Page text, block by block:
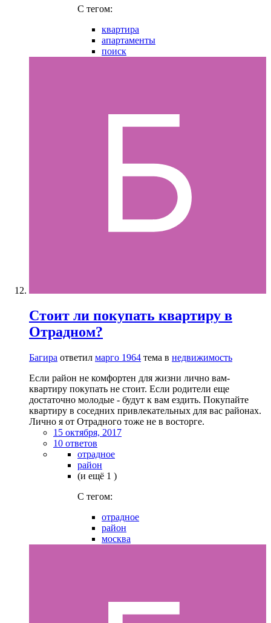
C тегом:
квартира
апартаменты
поиск
Стоит ли покупать квартиру в
Отрадном?
Багира ответил марго 1964 тема в недвижимость
Если район не комфортен для жизни лично вам-
квартиру покупать не стоит. Если родители еще
достаточно молодые - будут к вам ездить. Покупайте
квартиру в соседних привлекательных для вас районах.
Лично я от Отрадного тоже не в восторге.
15 октября, 2017
10 ответов
отрадное
район
(и ещё 1 )
C тегом:
отрадное
район
москва